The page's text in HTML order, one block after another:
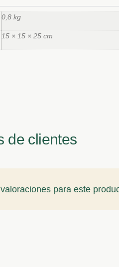
0,8 kg
15 × 15 × 25 cm
de clientes
para este